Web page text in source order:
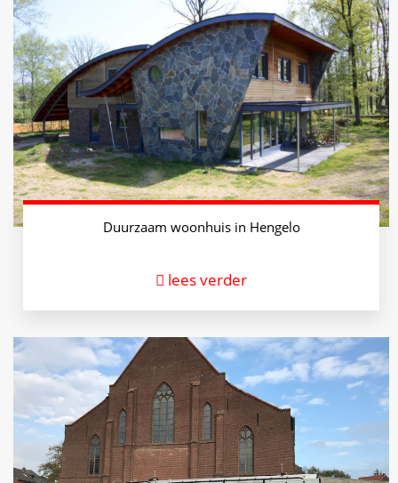
Duurzaam woonhuis in Hengelo
lees verder